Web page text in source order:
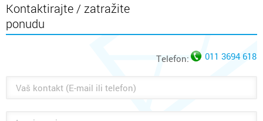
Kontaktirajte / zatražite
ponudu
Telefon: 011 3694 618